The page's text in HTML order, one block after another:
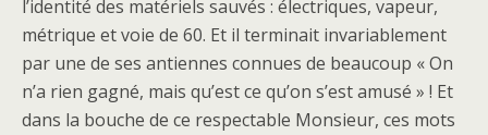
l’identité des matériels sauvés : électriques, vapeur,
métrique et voie de 60. Et il terminait invariablement
par une de ses antiennes connues de beaucoup « On
n’a rien gagné, mais qu’est ce qu’on s’est amusé » ! Et
dans la bouche de ce respectable Monsieur, ces mots